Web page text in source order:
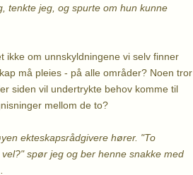
tenkte jeg, og spurte om hun kunne
ikke om unnskyldningene vi selv finner
må pleies - på alle områder? Noen tror
siden vil undertrykte behov komme til
mellom de to?
ekteskapsrådgivere hører. "To
spør jeg og ber henne snakke med